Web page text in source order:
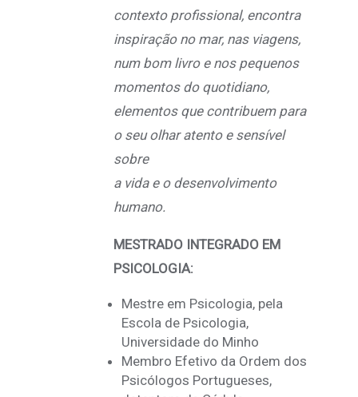
contexto profissional, encontra
inspiração no mar, nas viagens,
num bom livro e nos pequenos
momentos do quotidiano,
elementos que contribuem para
o seu olhar atento e sensível
sobre
a vida e o desenvolvimento
humano.
MESTRADO INTEGRADO EM
PSICOLOGIA:
Mestre em Psicologia, pela
Escola de Psicologia,
Universidade do Minho
Membro Efetivo da Ordem dos
Psicólogos Portugueses,